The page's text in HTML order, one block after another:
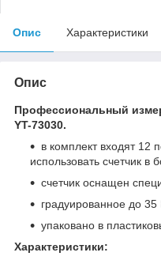
Опис Характеристики
Опис
Профессиональный
YT-73030.
в комплект входят 12
использовать счетчик в
счетчик оснащен
градуированное до 35
упаковано в
Характеристики: